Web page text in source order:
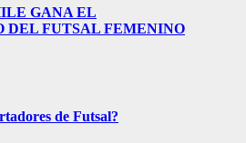
GANA EL
DEL FUTSAL FEMENINO
de Futsal?